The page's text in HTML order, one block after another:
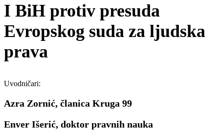
I BiH protiv presuda
Evropskog suda za ljudska
prava
Uvodničari:
Azra Zornić, članica Kruga 99
Enver Išerić, doktor pravnih nauka